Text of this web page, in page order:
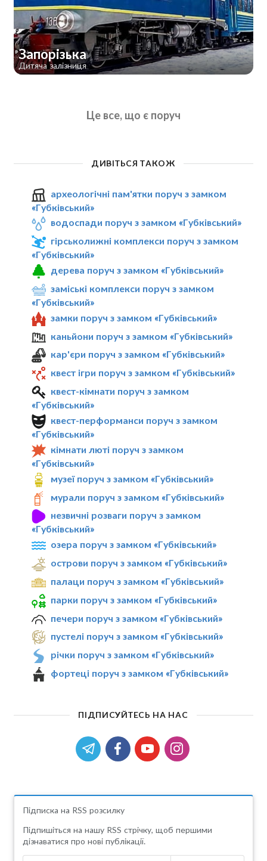
Запорізька
Дитяча залізниця
Це все, що є поруч
ДИВІТЬСЯ ТАКОЖ
археологічні пам'ятки поруч з замком
«Губківський»
водоспади поруч з замком «Губківський»
гірськолижні комплекси поруч з замком
«Губківський»
дерева поруч з замком «Губківський»
заміські комплекси поруч з замком
«Губківський»
замки поруч з замком «Губківський»
каньйони поруч з замком «Губківський»
кар'єри поруч з замком «Губківський»
квест ігри поруч з замком «Губківський»
квест-кімнати поруч з замком
«Губківський»
квест-перформанси поруч з замком
«Губківський»
кімнати люті поруч з замком
«Губківський»
музеї поруч з замком «Губківський»
мурали поруч з замком «Губківський»
незвичні розваги поруч з замком
«Губківський»
озера поруч з замком «Губківський»
острови поруч з замком «Губківський»
палаци поруч з замком «Губківський»
парки поруч з замком «Губківський»
печери поруч з замком «Губківський»
пустелі поруч з замком «Губківський»
річки поруч з замком «Губківський»
фортеці поруч з замком «Губківський»
ПІДПИСУЙТЕСЬ НА НАС
Підписка на RSS розсилку
Підпишіться на нашу RSS стрічку, щоб першими
дізнаватися про нові публікації.